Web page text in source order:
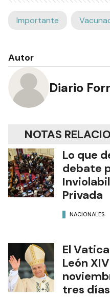
Importante
Autor
Diario
NOTAS
Lo que
debate
Privada
NACIONALES
El
León
tres días